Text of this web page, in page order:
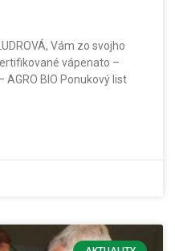
Vám zo svojho
vápenato –
AGRO BIO Ponukový list